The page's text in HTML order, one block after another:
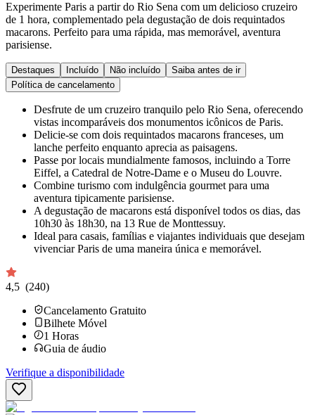
Experimente Paris a partir do Rio Sena com um delicioso cruzeiro
de 1 hora, complementado pela degustação de dois requintados
macarons. Perfeito para uma rápida, mas memorável, aventura
parisiense.
Destaques Incluído Não incluído
Saiba antes de ir
Política de cancelamento
Desfrute de um cruzeiro tranquilo pelo Rio Sena, oferecendo
vistas incomparáveis dos monumentos icônicos de Paris.
Delicie-se com dois requintados macarons franceses, um
lanche perfeito enquanto aprecia as paisagens.
Passe por locais mundialmente famosos, incluindo a Torre
Eiffel, a Catedral de Notre-Dame e o Museu do Louvre.
Combine turismo com indulgência gourmet para uma
aventura tipicamente parisiense.
A degustação de macarons está disponível todos os dias, das
10h30 às 18h30, na 13 Rue de Monttessuy.
Ideal para casais, famílias e viajantes individuais que desejam
vivenciar Paris de uma maneira única e memorável.
4,5 (240)
Cancelamento Gratuito
Bilhete Móvel
1 Horas
Guia de áudio
Verifique a disponibilidade